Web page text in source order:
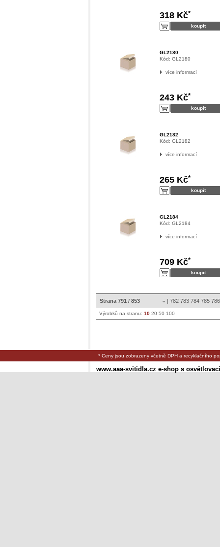
318 Kč*
GL2180
Kód: GL2180
více informací
243 Kč*
GL2182
Kód: GL2182
více informací
265 Kč*
GL2184
Kód: GL2184
více informací
709 Kč*
Strana 791 / 853 « |782 783 784 785 786
Výrobků na stranu: 10 20 50 100
* Ceny jsou zobrazeny včetně DPH a recyklačního
www.aaa-svitidla.cz e-shop s